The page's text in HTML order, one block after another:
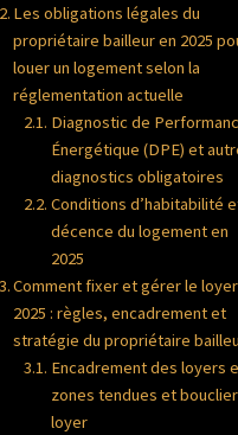
Les obligations légales du
propriétaire bailleur en 2025
louer un logement selon la
réglementation actuelle
Diagnostic de
Énergétique (DPE) et
diagnostics obligatoires
Conditions d’habitabilité
décence du logement en
2025
Comment fixer et gérer le
2025 : règles, encadrement et
stratégie du propriétaire
Encadrement des loyers
zones tendues et bouclier
loyer